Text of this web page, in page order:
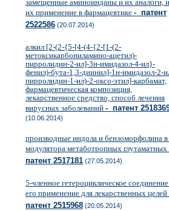
замещенные аминоинданы и их аналоги, и
их применение в фармацевтике - патент
2522586 (20.07.2014)
алкил [2-(2-{5-[4-(4-{2-[1-(2-
метоксикарбониламино-ацетил)-
пирролидин-2-ил]-3н-имидазол-4-ил}-
фенил)-бута-1,3-диинил]-1н-имидазол-2-
пирролидин-1-ил)-2-оксо-этил]-карбамат,
фармацевтическая композиция,
лекарственное средство, способ лечения
вирусных заболеваний - патент
(10.06.2014)
производные индола и бензоморфолина в
модулятора метаботропных глутаматных
патент 2517181 (27.05.2014)
5-членное гетероциклическое
его применение для лекарственных целей
патент 2515968 (20.05.2014)